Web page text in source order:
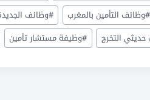
#وظائف التأمين بالمغرب #وظائف الجديدة
التخرج #وظيفة مستشار تأمين